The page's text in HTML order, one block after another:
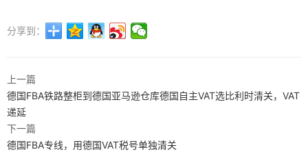
分享到：
上一篇
德国FBA铁路整柜到德国亚马逊仓库德国自主VAT选比利时清关，VAT
递延
下一篇
德国FBA专线，用德国VAT税号单独清关